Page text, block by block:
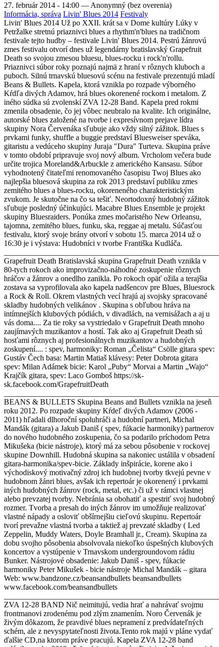
27. február 2014 - 14:00 — Anonymný (bez overenia)
Informácia, správa Livin' Blues 2014 Festivaly
Livin' Blues 2014 Už po XXII. krát sa v Dome kultúry Lúky v
Petržalke stretnú priaznivci blues a rhythm'n'blues na tradičnom
festivale tejto hudby – festivale Livin' Blues 2014. Pestrú žánrovú
zmes festivalu otvorí dnes už legendárny bratislavský Grapefruit
Death so svojou zmesou bluesu, blues-rocku i rock'n'rollu.
Priaznivci súbor roky poznajú najmä z hraní v rôznych kluboch a
puboch. Silnú trnavskú bluesovú scénu na festivale prezentujú mladí
Beans & Bullets. Kapela, ktorá vznikla po rozpade výborného
Kŕdľa divých Adamov, hrá blues okorenené rockom i metalom. Z
iného súdka sú zvolenskí ZVA 12-28 Band. Kapela pred rokmi
zmenila obsadenie, čo jej vôbec neubralo na kvalite. Ich originálne,
autorské blues založené na tvorbe i expresívnom prejave lídra
skupiny Nora Červenáka sľubuje ako vždy silný zážitok. Blues s
prvkami funky, shuffle a buggie predstaví Bluesweiser speváka,
gitaristu a vedúceho skupiny Juraja "Dura" Turteva. Skupina práve
v tomto období pripravuje svoj nový album. Vrcholom večera bude
určite trojica Moreland&Arbuckle z amerického Kansasu. Súbor
vyhodnotený čitateľmi renomovaného časopisu Twoj Blues ako
najlepšia bluesová skupina za rok 2013 predstaví publiku zmes
zemitého blues a blues-rocku, okoreneného charakteristickým
zvukom. Je skutočne na čo sa tešiť. Neortodoxný hudobný zážitok
sľubuje posledný účinkujúci. Macabre Blues Ensemble je projekt
skupiny Bluesraiders. Ponúka zmes močaristého New Orleansu,
tajomna, zemitého blues, funku, ska, reggae aj metalu. Súčasťou
festivalu, ktorý svoje brány otvorí v sobotu 15. marca 2014 už o
16:30 je i výstava: Hudobníci v tvorbe Františka Kudláča.
Grapefruit Death Bratislavská skupina Grapefruit Death vznikla v
80-tych rokoch ako improvizačno-náhodné zoskupenie rôznych
hráčov a žánrov a onedlho zanikla. Po rokoch opäť ožila a terajšia
zostava sa vyprofilovala ako kapela nadšencov pre Blues, Bluesrock
a Rock & Roll. Okrem vlastných vecí hrajú aj svojsky spracované
skladby hudobných velikánov . Skupina s obľubou hráva na
intímnejších klubových pódiách, v divadlách, na vernisážach a aj u
vás doma.... Za tie roky sa vystriedalo v Grapefruit Death mnoho
zaujímavých muzikantov a hostí. Tak ako aj Grapefruit Death sú
hosťami rôznych aj profesionálnych muzikantov a hudobných
zoskupení.... : spev, harmoniky: Roman „Čelista“ Csölle gitara spev:
Gustáv Čech basa: Martin Matiaš klávesy: Peter Dobrota gitara
spev: Milan Adámek bicie: Karol „Puby“ Morvai a Martin „Wajo“
Krajčík gitara, spev: Laco Gomboš https://sk-
sk.facebook.com/GrapefruitDeath
BEANS & BULLETS Skupina Beans and Bullets vznikla na jeseň
roku 2012. Po rozpade skupiny Kŕdeľ divých Adamov (2006 -
2011) hľadali dlhoroční spoluhráči a hudobní partneri, Michal
Mandák (gitara) a Jakub Daniš ( spev, fúkacie harmoniky) partnerov
do nového hudobného zoskupenia, čo sa podarilo príchodom Petra
Mikušeka (bicie nástroje), ktorý má za sebou pôsobenie v rockovej
skupine Downhill. Hudobná skupina sa nakoniec ustálila v obsadení
gitara-harmonika/spev-bicie. Základy inšpirácie, korene ako i
východiskový motivačný zdroj ich hudobnej tvorby tkvejú pevne v
hudobnom žánri blues, avšak ich repertoár je okorenený i prvkami
iných hudobných žánrov (rock, metal, etc.) či už v rámci vlastnej
alebo prevzatej tvorby. Nebránia sa obohatiť a spestriť svoj hudobný
rozmer. Tvorba a presah do iných žánrov im umožňuje realizovať
vlastné nápady a osloviť obšírnejšiu cieľovú skupinu. Repertoár
tvorí prevažne vlastná tvorba a taktiež aj prevzaté skladby ( Led
Zeppelin, Muddy Waters, Doyle Bramhall jr., Cream). Skupina za
dobu svojho pôsobenia absolvovala niekoľko úspešných klubových
koncertov a vystúpenie v Trnavskom undergroundovom rádiu
Bunker. Nástrojové obsadenie: Jakub Daniš - spev, fúkacie
harmoniky Peter Mikušek - bicie nástroje Michal Mandák – gitara
Web: www.bandzone.cz/beansandbullets beansandbullets
www.facebook.com/beansandbullets
ZVA 12-28 BAND Nič neimitujú, vedia hrať a nahrávať svojmu
frontmanovi zrodenému pod zlým znamením. Noro Červenák je
živým dôkazom, že pravdivé blues nepramení z predvídateľných
schém, ale z nevyspytateľnosti života.Tento rok majú v pláne vydať
ďalšie CD,na ktorom práve pracujú. Kapela ZVA 12-28 band